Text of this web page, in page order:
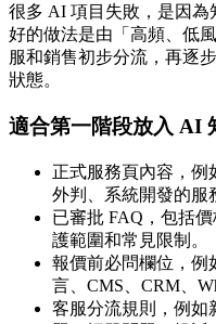
很多 AI 項目失敗，是因
好的做法是由「高頻、低
服和銷售初步分流，再逐
狀態。
適合第一階段放入 AI
正式服務頁內容，例
外判、系統開發的服
已審批 FAQ，包括
護範圍和常見限制。
報價前必問欄位，例
言、CMS、CRM、
客服分流規則，例如